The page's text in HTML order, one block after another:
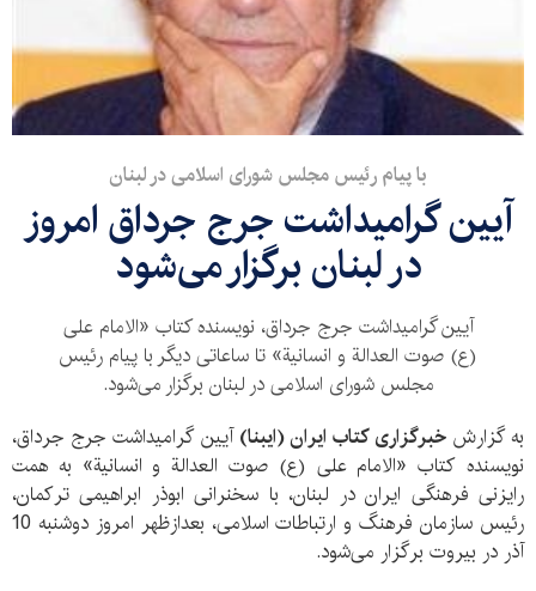
با پیام رئیس مجلس شورای اسلامی در لبنان
آیین گرامیداشت جرج جرداق امروز
در لبنان برگزار می‌شود
آیین گرامیداشت جرج جرداق، نویسنده كتاب «الامام علی
(ع) صوت العدالة و انسانیة» تا ساعاتی دیگر با پیام رئیس
مجلس شورای اسلامی در لبنان برگزار می‌شود.
به گزارشخبرگزاری کتاب ایران (ایبنا)آیین گرامیداشت جرج جرداق،
نویسنده كتاب «الامام علی (ع) صوت العدالة و انسانیة» به همت
رایزنی فرهنگی ایران در لبنان، با سخنرانی ابوذر ابراهیمی‌ تركمان،
رئیس سازمان فرهنگ و ارتباطات اسلامی، بعدازظهر امروز دوشنبه 10
آذر در بیروت برگزار می‌شود.